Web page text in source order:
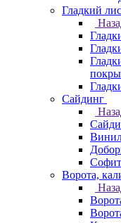
Гладкий
Сайдинг
Ворота,